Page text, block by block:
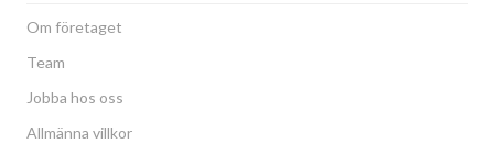
Om företaget
Team
Jobba hos oss
Allmänna villkor